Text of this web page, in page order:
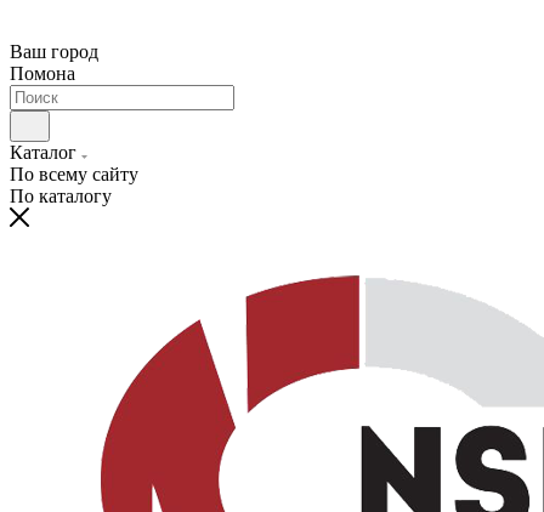
Ваш город
Помона
Каталог
По всему сайту
По каталогу